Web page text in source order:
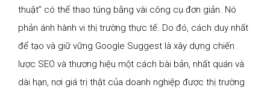
thuật” có thể thao túng bằng vài công cụ đơn giản. Nó
phản ánh hành vi thị trường thực tế. Do đó, cách duy nhất
để tạo và giữ vững Google Suggest là xây dựng chiến
lược SEO và thương hiệu một cách bài bản, nhất quán và
dài hạn, nơi giá trị thật của doanh nghiệp được thị trường